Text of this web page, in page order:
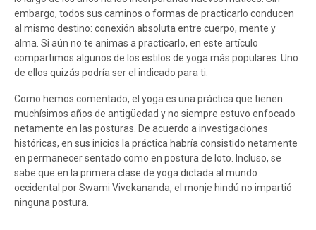
embargo, todos sus caminos o formas de practicarlo conducen
al mismo destino: conexión absoluta entre cuerpo, mente y
alma. Si aún no te animas a practicarlo, en este artículo
compartimos algunos de los estilos de yoga más populares. Uno
de ellos quizás podría ser el indicado para ti.
Como hemos comentado, el yoga es una práctica que tienen
muchísimos años de antigüedad y no siempre estuvo enfocado
netamente en las posturas. De acuerdo a investigaciones
históricas, en sus inicios la práctica habría consistido netamente
en permanecer sentado como en postura de loto. Incluso, se
sabe que en la primera clase de yoga dictada al mundo
occidental por Swami Vivekananda, el monje hindú no impartió
ninguna postura.